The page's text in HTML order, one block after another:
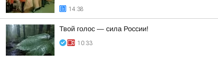
14:38
Твой голос — сила России!
10:33